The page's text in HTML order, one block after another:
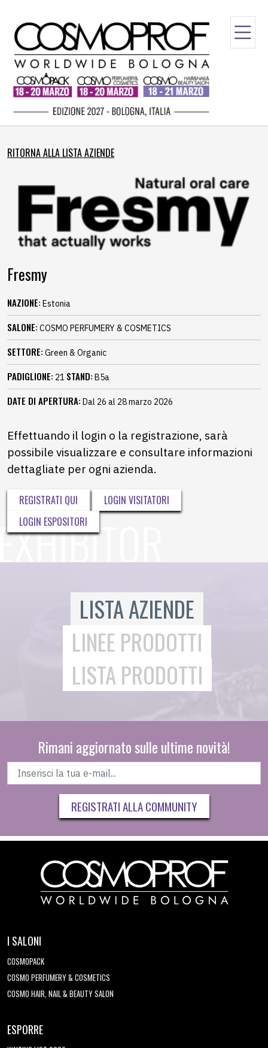
RITORNA ALLA LISTA AZIENDE
Fresmy
NAZIONE: Estonia
SALONE: COSMO PERFUMERY & COSMETICS
SETTORE: Green & Organic
PADIGLIONE: 21 STAND: B5a
DATE DI APERTURA: Dal 26 al 28 marzo 2026
Effettuando il login o la registrazione, sarà
possibile visualizzare e consultare informazioni
dettagliate per ogni azienda.
REGISTRATI QUI
LOGIN VISITATORI
LOGIN ESPOSITORI
LISTA AZIENDE
LINEE PRODOTTI
LISTA PRODOTTI
Rimani aggiornato sulle ultime novità!
REGISTRATI ALLA COMMUNITY
I SALONI
COSMOPACK
COSMO PERFUMERY & COSMETICS
COSMO HAIR, NAIL & BEAUTY SALON
ESPORRE